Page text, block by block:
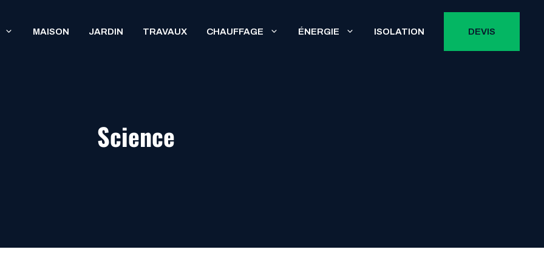
MAISON JARDIN TRAVAUX CHAUFFAGE ÉNERGIE ISOLATION DEVIS
Science